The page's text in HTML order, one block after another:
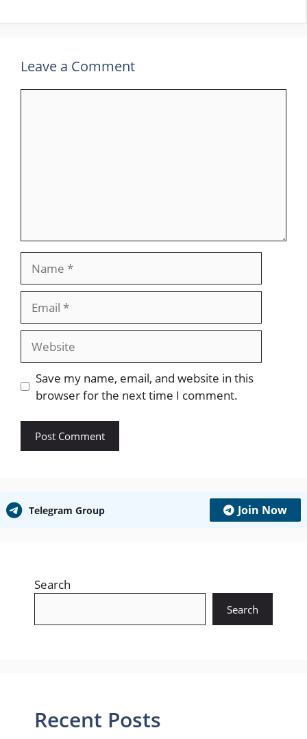
Leave a Comment
Website
Save my name, email, and website in this
browser for the next time I comment.
Telegram Group Join Now
Search
Search
Recent Posts